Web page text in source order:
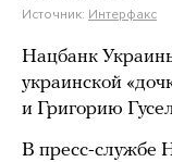
Источник: Интерфакс
Нацбанк
украинской
и Григорию
В пресс-службе